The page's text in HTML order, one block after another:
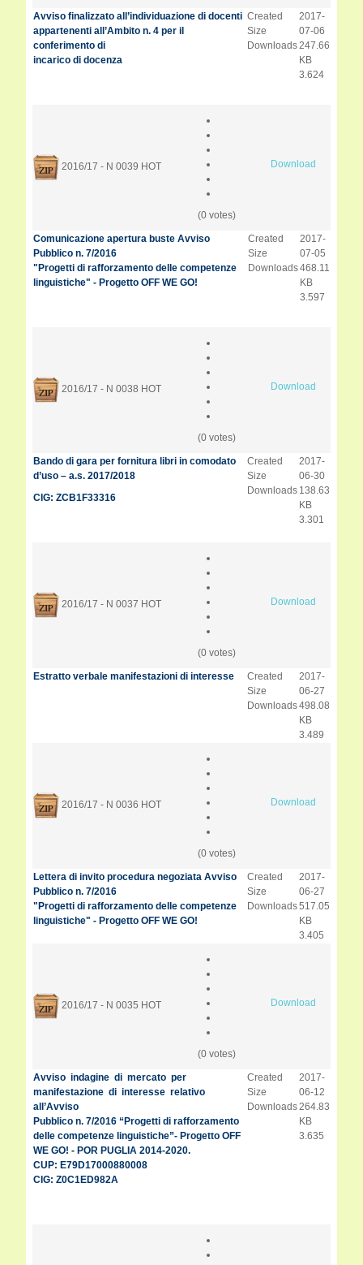
Avviso finalizzato all’individuazione di docenti
appartenenti all’Ambito n. 4 per il
conferimento di
incarico di docenza
Created
Size
Downloads
2017-
07-06
247.66
KB
3.624
2016/17 - N 0039 HOT
(0 votes)
Download
Comunicazione apertura buste Avviso
Pubblico n. 7/2016
"Progetti di rafforzamento delle competenze
linguistiche" - Progetto OFF WE GO!
Created
Size
Downloads
2017-
07-05
468.11
KB
3.597
2016/17 - N 0038 HOT
(0 votes)
Download
Bando di gara per fornitura libri in comodato
d’uso – a.s. 2017/2018
CIG: ZCB1F33316
Created
Size
Downloads
2017-
06-30
138.63
KB
3.301
2016/17 - N 0037 HOT
(0 votes)
Download
Estratto verbale manifestazioni di interesse
Created
Size
Downloads
2017-
06-27
498.08
KB
3.489
2016/17 - N 0036 HOT
(0 votes)
Download
Lettera di invito procedura negoziata Avviso
Pubblico n. 7/2016
"Progetti di rafforzamento delle competenze
linguistiche" - Progetto OFF WE GO!
Created
Size
Downloads
2017-
06-27
517.05
KB
3.405
2016/17 - N 0035 HOT
(0 votes)
Download
Avviso indagine di mercato per
manifestazione di interesse relativo
all’Avviso
Pubblico n. 7/2016 “Progetti di rafforzamento
delle competenze linguistiche”- Progetto OFF
WE GO! - POR PUGLIA 2014-2020.
CUP: E79D17000880008
CIG: Z0C1ED982A
Created
Size
Downloads
2017-
06-12
264.83
KB
3.635